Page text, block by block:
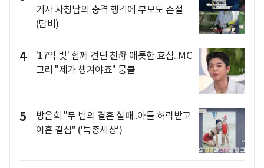
기사 사칭남의 충격 행각에 부모도 손절
(탐비)
4
'17억 빚' 함께 견딘 친母 애틋한 효심..MC
그리 "제가 챙겨야죠" 뭉클
5
방은희 "두 번의 결혼 실패..아들 허락받고
이혼 결심" ('특종세상')